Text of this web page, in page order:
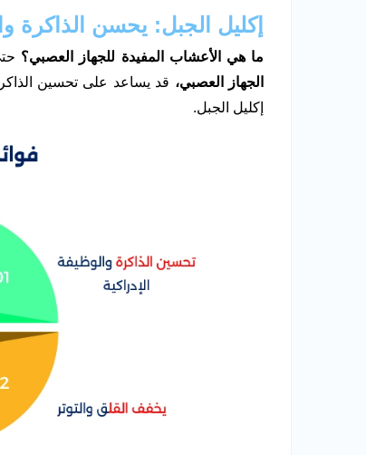
إكليل الجبل: يحسن الذاكرة
ما هي الأعشاب المفيدة للجهاز العصبي؟
الجهاز العصبي، قد يساعد على تحسين
إكليل الجبل.